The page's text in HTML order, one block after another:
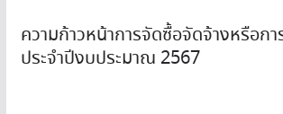
ของสถานศึกษาออนไลน์ (Integrity &
Assessment Online : ITA Online) ปร
พ.ศ. 2568
ความก้าวหน้าการจัดซื้อจัดจ้างหรือก
ประจำปีงบประมาณ 2567